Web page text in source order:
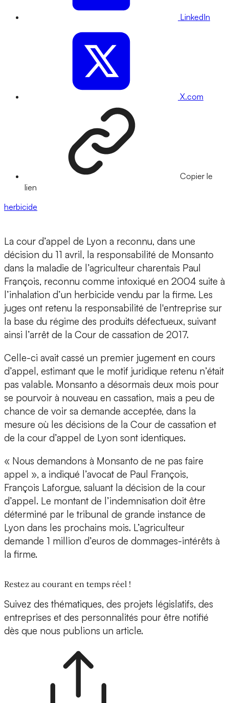
LinkedIn
X.com
Copier le
lien
herbicide
La cour d’appel de Lyon a reconnu, dans une
décision du 11 avril, la responsabilité de Monsanto
dans la maladie de l’agriculteur charentais Paul
François, reconnu comme intoxiqué en 2004 suite à
l’inhalation d’un herbicide vendu par la firme. Les
juges ont retenu la responsabilité de l'entreprise sur
la base du régime des produits défectueux, suivant
ainsi l’arrêt de la Cour de cassation de 2017.
Celle-ci avait cassé un premier jugement en cours
d’appel, estimant que le motif juridique retenu n’était
pas valable. Monsanto a désormais deux mois pour
se pourvoir à nouveau en cassation, mais a peu de
chance de voir sa demande acceptée, dans la
mesure où les décisions de la Cour de cassation et
de la cour d’appel de Lyon sont identiques.
« Nous demandons à Monsanto de ne pas faire
appel », a indiqué l’avocat de Paul François,
François Laforgue, saluant la décision de la cour
d’appel. Le montant de l’indemnisation doit être
déterminé par le tribunal de grande instance de
Lyon dans les prochains mois. L’agriculteur
demande 1 million d’euros de dommages-intérêts à
la firme.
Restez au courant en temps réel !
Suivez des thématiques, des projets législatifs, des
entreprises et des personnalités pour être notifié
dès que nous publions un article.